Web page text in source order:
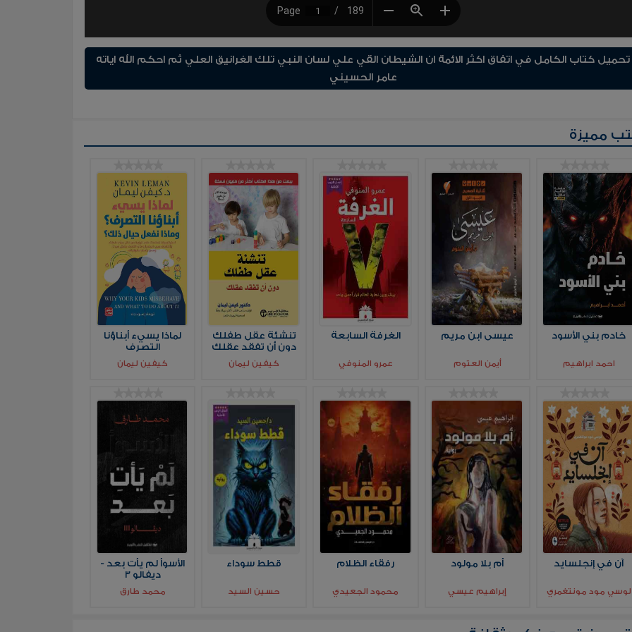
تحميل كتاب الكامل في اتفاق اكثر الائمة ان الشيطان القي علي لسان النبي تلك الغرانيق العلي ثم احكم الله اياته
عامر الحسيني
مميزة
خادم بني الأسود
احمد ابراهيم
عيسى ابن مريم
أيمن العتوم
الغرفة السابعة
عمرو المنوفي
تنشئة عقل طفلك
دون أن تفقد عقلك
كيفين ليمان
لماذا يسيء أبناؤنا
التصرف
كيفين ليمان
آن في إنجلسايد
لوسي مود مونتغمري
أم بلا مولود
إبراهيم عيسي
رفقاء الظلام
محمود الجعيدي
قطط سوداء
حسين السيد
الأسوأ لم يأت بعد -
ديفالو 3
محمد طارق